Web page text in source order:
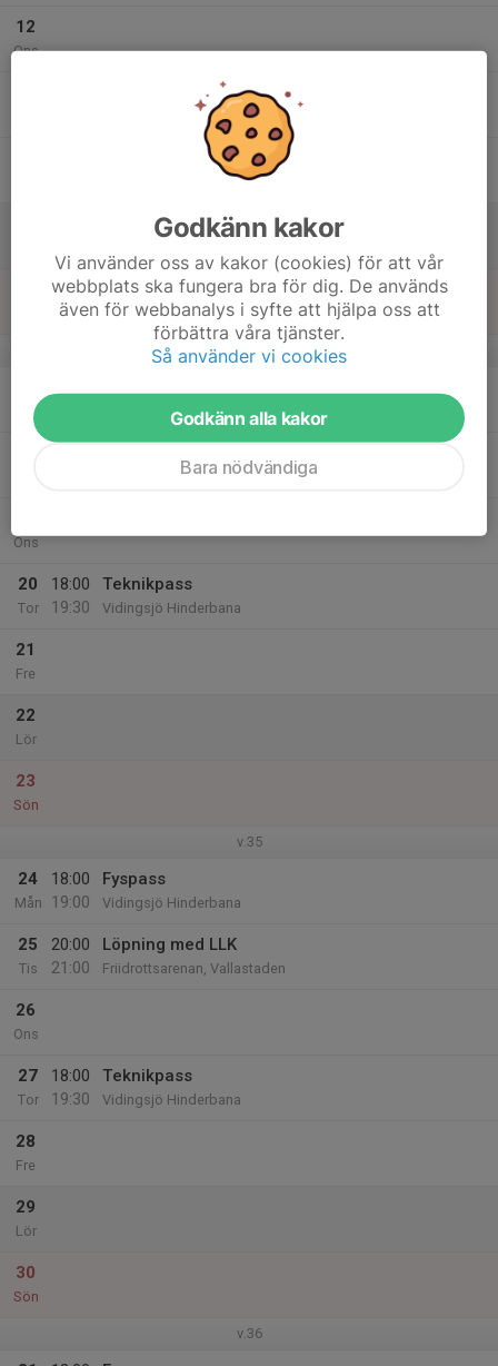
12
Ons
Vidingsjö Hinderbana
v.34
Mån Vidingsjö Hinderbana
Friidrottsarenan, Vallastaden
Ons
20
Tor
18:00
19:30
Teknikpass
Vidingsjö Hinderbana
21
Fre
22
Lör
23
Sön
v.35
24
Mån
18:00
19:00
Fyspass
Vidingsjö Hinderbana
25
Tis
20:00
21:00
Löpning med LLK
Friidrottsarenan, Vallastaden
26
Ons
27
Tor
18:00
19:30
Teknikpass
Vidingsjö Hinderbana
28
Fre
29
Lör
30
Sön
v.36
Godkänn kakor
Vi använder oss av kakor (cookies) för att vår
webbplats ska fungera bra för dig. De används
även för webbanalys i syfte att hjälpa oss att
förbättra våra tjänster.
Så använder vi cookies
Godkänn alla kakor
Bara nödvändiga